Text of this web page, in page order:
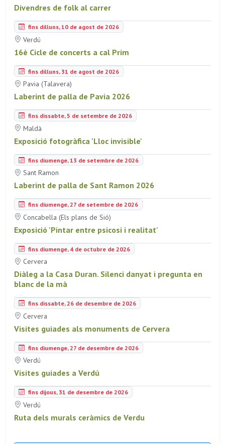
Divendres de folk al carrer
fins dilluns, 10 de agost de 2026
Verdú
16è Cicle de concerts a cal Prim
fins dilluns, 31 de agost de 2026
Pavia (Talavera)
Laberint de palla de Pavia 2026
fins dissabte, 5 de setembre de 2026
Maldà
Exposició fotogràfica 'Lloc invisible'
fins diumenge, 13 de setembre de 2026
Sant Ramon
Laberint de palla de Sant Ramon 2026
fins diumenge, 27 de setembre de 2026
Concabella (Els plans de Sió)
Exposició 'Pintar entre psicosi i realitat'
fins diumenge, 4 de octubre de 2026
Cervera
Diàleg a la Casa Duran. Silenci danyat i pregunta en
blanc de la mà
fins dissabte, 26 de desembre de 2026
Cervera
Visites guiades als monuments de Cervera
fins diumenge, 27 de desembre de 2026
Verdú
Visites guiades a Verdú
fins dijous, 31 de desembre de 2026
Verdú
Ruta dels murals ceràmics de Verdu